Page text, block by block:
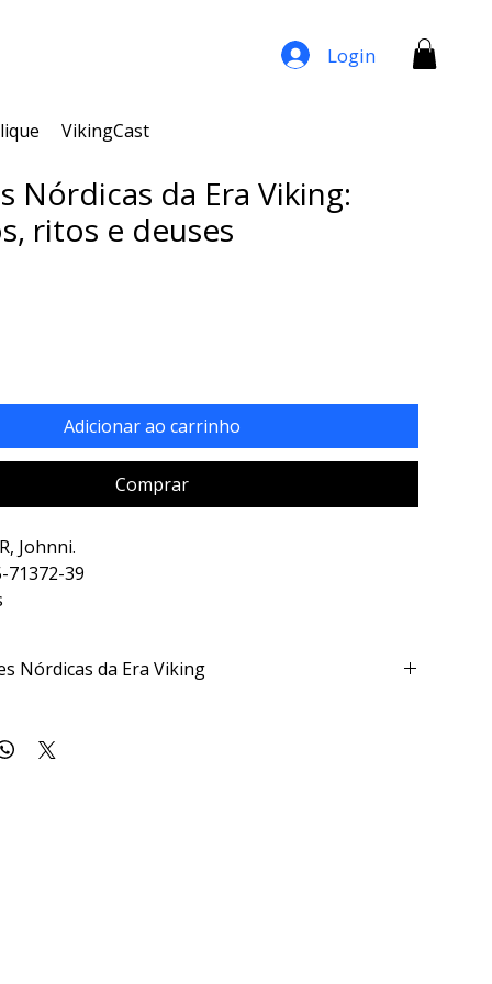
VikingCast
Login
Nórdicas da Era Viking:
ritos e deuses
Adicionar ao carrinho
Comprar
Johnni.
71372-39
x 1.6 x 23 cm
Nórdicas da Era Viking
suas aventuras e conquistas históricas. Mas o que
sobre os seus cultos e símbolos? Como eles
aos seus deuses e deusas? Eles possuíam templos e
que exatamente foram as runas? O presente livro
as vivências e experiências religiosas dos nórdicos na